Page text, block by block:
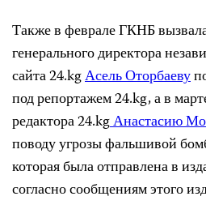
Также в феврале ГКНБ
генерального директора
сайта 24.kgАсель Оторбаеву
под репортажем 24.kg, а в
редактора 24.kgАнастасию
поводу угрозы фальшивой
которая была отправлена ​​в
согласно сообщениям этого